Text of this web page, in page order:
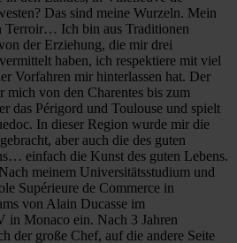
Das sind meine Wurzeln. Mein
Terroir… Ich bin aus Traditionen
der Erziehung, die mir drei
haben, ich respektiere mit viel
Vorfahren mir hinterlassen hat. Der
mich von den Charentes bis zum
das Périgord und Toulouse und spielt
In dieser Region wurde mir die
aber auch die des guten
einfach die Kunst des guten Lebens.
meinem Universitätsstudium und
Supérieure de Commerce in
von Alain Ducasse im
in Monaco ein. Nach 3 Jahren
der große Chef, auf die andere Seite